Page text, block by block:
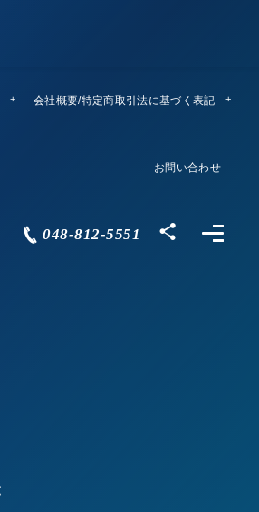
会社概要/特定商取引法に基づく表記
Company Profile
お問い合わせ
Contact
048-812-5551